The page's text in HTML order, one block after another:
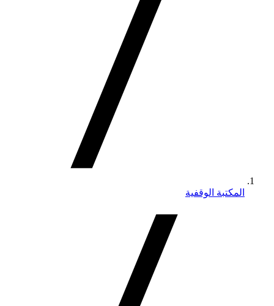
المكتبة الوقفية